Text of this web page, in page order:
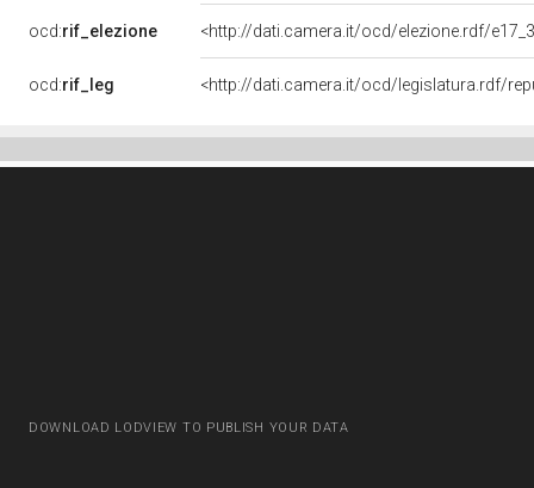
ocd:rif_elezione <http://dati.camera.it/ocd/elezione.rdf/
ocd:rif_leg <http://dati.camera.it/ocd/legislatura.rdf/
DOWNLOAD LODVIEW TO PUBLISH YOUR DATA